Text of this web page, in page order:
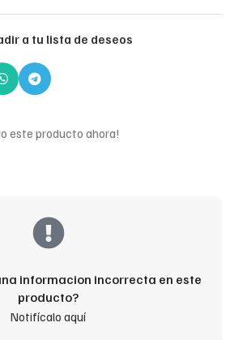
a tu lista de deseos
este producto ahora!
informacion incorrecta en este
producto?
Notifícalo aquí